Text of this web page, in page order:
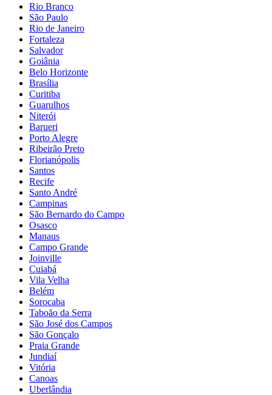
Rio Branco
São Paulo
Rio de Janeiro
Fortaleza
Salvador
Goiânia
Belo Horizonte
Brasília
Curitiba
Guarulhos
Niterói
Barueri
Porto Alegre
Ribeirão Preto
Florianópolis
Santos
Recife
Santo André
Campinas
São Bernardo do Campo
Osasco
Manaus
Campo Grande
Joinville
Cuiabá
Vila Velha
Belém
Sorocaba
Taboão da Serra
São José dos Campos
São Gonçalo
Praia Grande
Jundiaí
Vitória
Canoas
Uberlândia